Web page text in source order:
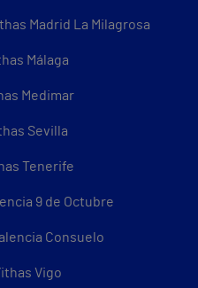
Madrid La Milagrosa
Málaga
Medimar
Sevilla
Tenerife
9 de Octubre
Consuelo
Vigo